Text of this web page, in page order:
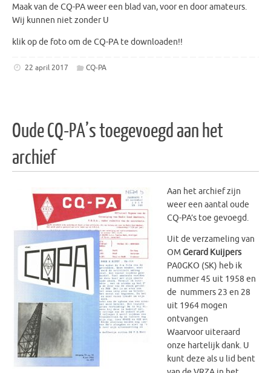
Maak van de CQ-PA weer een blad van, voor en door amateurs.
Wij kunnen niet zonder U
klik op de foto om de CQ-PA te downloaden!!
22 april 2017 CQ-PA
Oude CQ-PA’s toegevoegd aan het
archief
Aan het archief zijn
weer een aantal oude
CQ-PA’s toe gevoegd.
Uit de verzameling van
OMGerard Kuijpers
PA0GKO (SK) heb ik
nummer 45 uit 1958 en
de nummers 23 en 28
uit 1964 mogen
ontvangen
Waarvoor uiteraard
onze hartelijk dank. U
kunt deze als u lid bent